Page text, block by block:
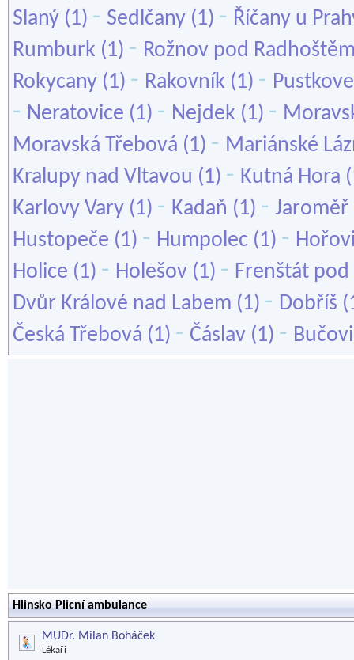
Slaný (1) - Sedlčany (1) - Říčany u
Rumburk (1) - Rožnov pod
Rokycany (1) - Rakovník (1) -
- Neratovice (1) - Nejdek (1) -
Moravská Třebová (1) - Mariánské
Kralupy nad Vltavou (1) - Kutná Hora
Karlovy Vary (1) - Kadaň (1) - Jaroměř
Hustopeče (1) - Humpolec (1) -
Holice (1) - Holešov (1) - Frenštát
Dvůr Králové nad Labem (1) - Dobříš
Česká Třebová (1) - Čáslav (1) -
Hlinsko Plicní ambulance
MUDr. Milan Boháček
Lékaři